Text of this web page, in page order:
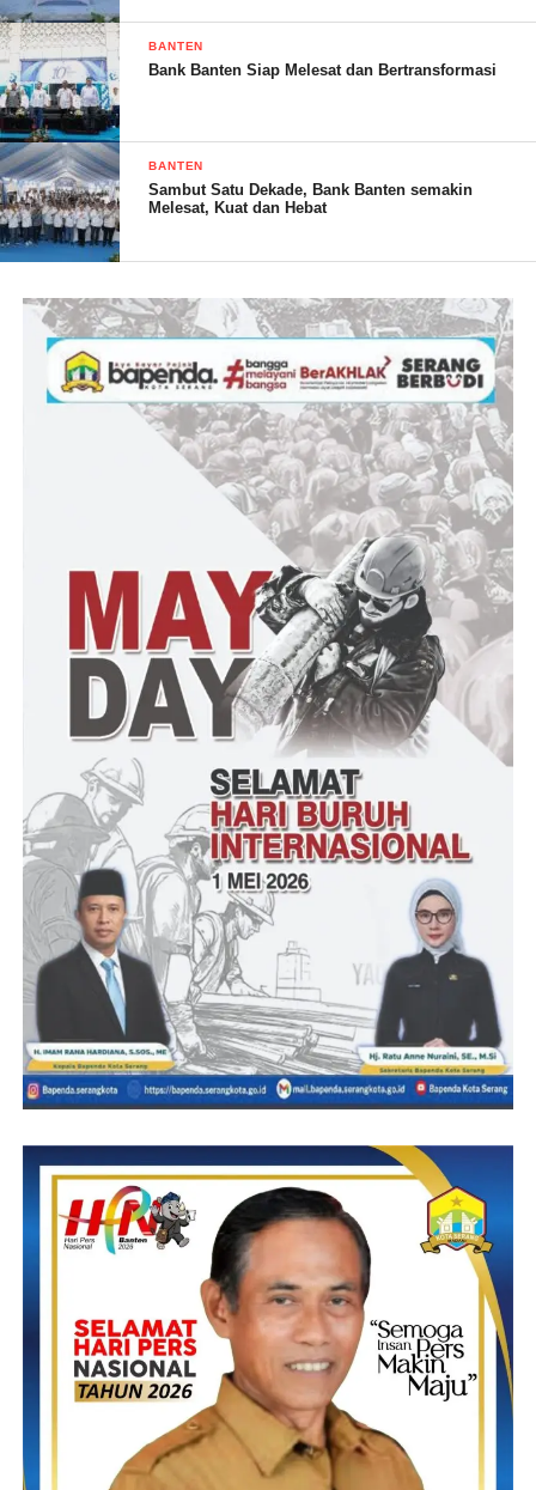
BANTEN
Bank Banten Siap Melesat dan Bertransformasi
BANTEN
Sambut Satu Dekade, Bank Banten semakin
Melesat, Kuat dan Hebat